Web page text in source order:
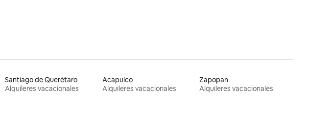
Santiago de Querétaro
Alquileres vacacionales
Acapulco
Alquileres vacacionales
Zapopan
Alquileres vacacionales